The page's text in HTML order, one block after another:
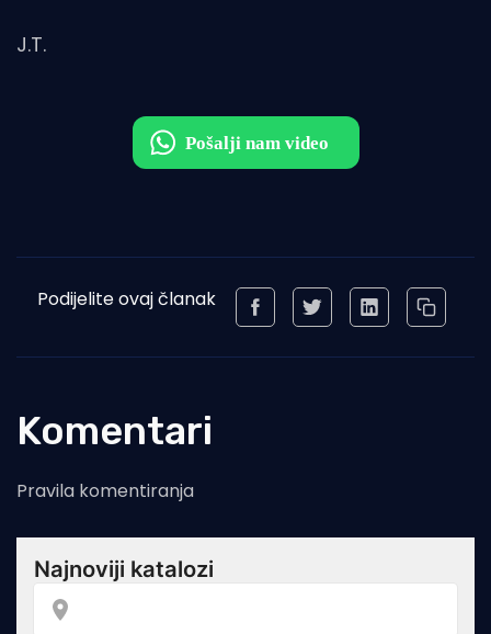
J.T.
Podijelite ovaj članak
Komentari
Pravila komentiranja